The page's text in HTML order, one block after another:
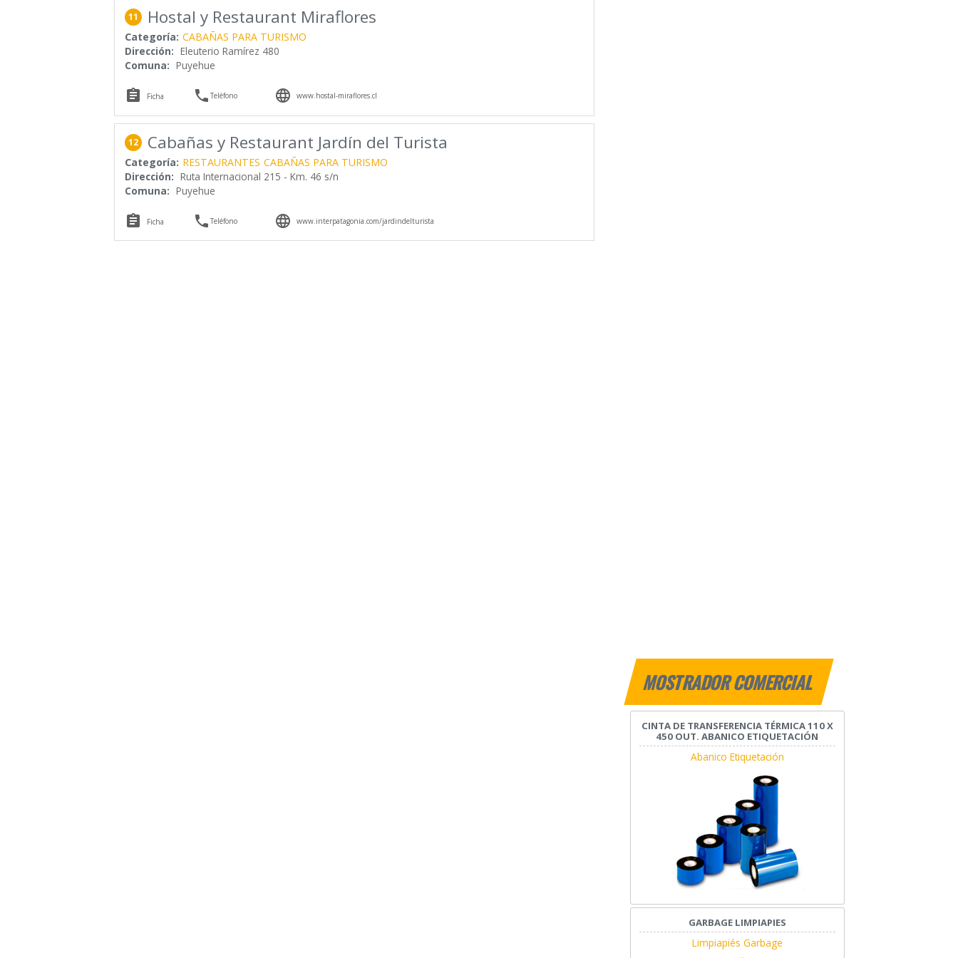
MOSTRADOR COMERCIAL
CINTA DE TRANSFERENCIA TÉRMICA 110 X
450 OUT. ABANICO ETIQUETACIÓN
Abanico Etiquetación
GARBAGE LIMPIAPIES
Limpiapiés Garbage
11 Hostal y Restaurant Miraflores
Categoría: CABAÑAS PARA TURISMO
Dirección: Eleuterio Ramírez 480
Comuna: Puyehue
 Ficha Teléfono  www.hostal-miraflores.cl
12 Cabañas y Restaurant Jardín del Turista
Categoría: RESTAURANTES CABAÑAS PARA TURISMO
Dirección: Ruta Internacional 215 - Km. 46 s/n
Comuna: Puyehue
 Ficha Teléfono  www.interpatagonia.com/jardindelturista